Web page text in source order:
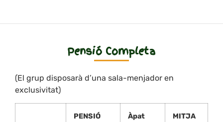
Pensió Completa
(El grup disposarà d’una sala-menjador en
exclusivitat)
PENSIÓ
Àpat
MITJA